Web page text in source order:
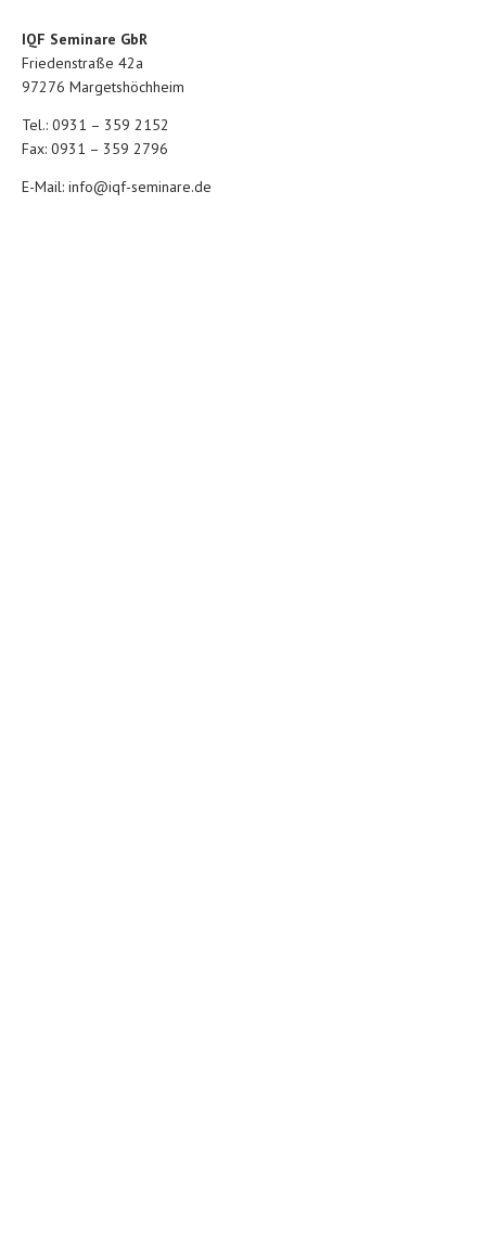
IQF Seminare GbR
Friedenstraße 42a
97276 Margetshöchheim
Tel.: 0931 – 359 2152
Fax: 0931 – 359 2796
E-Mail: info@iqf-seminare.de